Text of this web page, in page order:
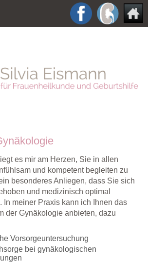
es mir am Herzen, Sie in allen
und kompetent begleiten zu
besonderes Anliegen, dass Sie sich
und medizinisch optimal
In meiner Praxis kann ich Ihnen das
der Gynäkologie anbieten, dazu
Vorsorgeuntersuchung
bei gynäkologischen